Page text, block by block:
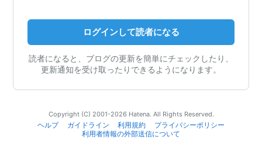
ログインして読者になる
読者になると、ブログの更新を簡単にチェックしたり、
更新通知を受け取ったりできるようになります。
Copyright (C) 2001-2026 Hatena. All Rights Reserved.
ヘルプ
ガイドライン 利用規約
プライバシーポリシー
利用者情報の外部送信について